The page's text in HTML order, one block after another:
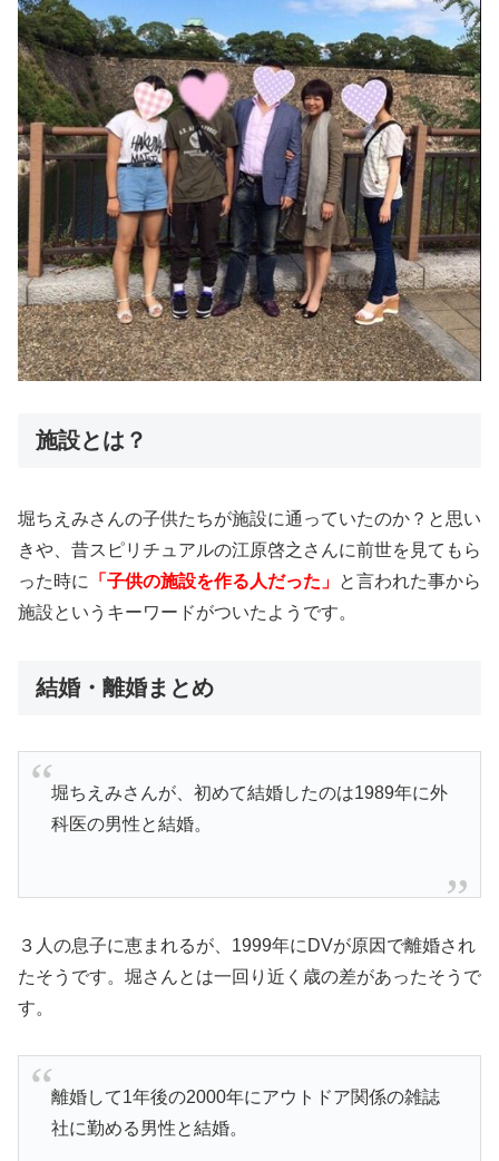
施設とは？
堀ちえみさんの子供たちが施設に通っていたのか？と思い
きや、昔スピリチュアルの江原啓之さんに前世を見てもら
った時に
「子供の施設を作る人だった」 と言われた事から
施設というキーワードがついたようです。
結婚・離婚まとめ
堀ちえみさんが、初めて結婚したのは1989年に外
科医の男性と結婚。
３人の息子に恵まれるが、1999年にDVが原因で離婚され
たそうです。堀さんとは一回り近く歳の差があったそうで
す。
離婚して1年後の2000年にアウトドア関係の雑誌
社に勤める男性と結婚。